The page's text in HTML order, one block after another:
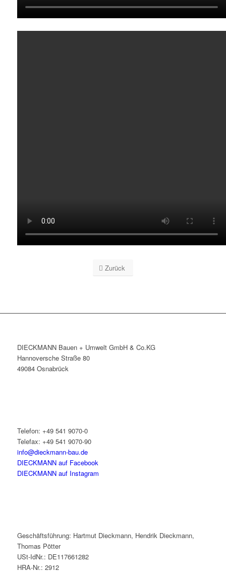
Zurück
DIECKMANN Bauen + Umwelt GmbH & Co.KG
Hannoversche Straße 80
49084 Osnabrück
Telefon: +49 541 9070-0
Telefax: +49 541 9070-90
info@dieckmann-bau.de
DIECKMANN auf Facebook
DIECKMANN auf Instagram
Geschäftsführung: Hartmut Dieckmann, Hendrik Dieckmann,
Thomas Pötter
USt-IdNr.: DE117661282
HRA-Nr.: 2912